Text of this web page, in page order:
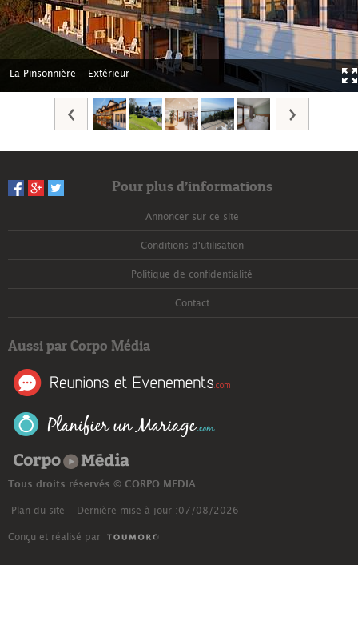
La Pinsonnière - Extérieur
Pour plus d’informations
Annoncer sur ce site
Conditions d'utilisation
Politique de confidentialité
Contact
Aussi par Corpo Média
Tous droits réservés © CORPO MEDIA
Plan du site - Dernière mise à jour :07/08/2026
Conçu et réalisé par